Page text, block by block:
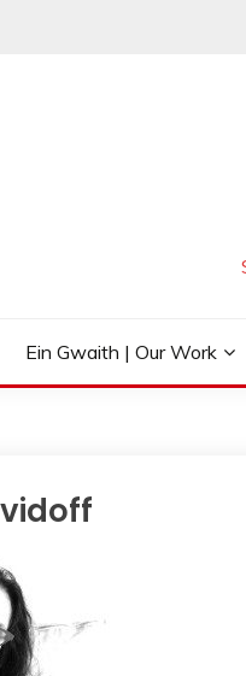
Ein Gwaith | Our Work